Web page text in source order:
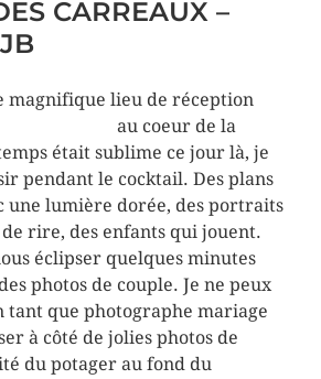
CARREAUX –
magnifique lieu de réception
au coeur de la
était sublime ce jour là, je
pendant le cocktail. Des plans
une lumière dorée, des portraits
de rire, des enfants qui jouent.
éclipser quelques minutes
photos de couple. Je ne peux
tant que photographe mariage
à côté de jolies photos de
du potager au fond du